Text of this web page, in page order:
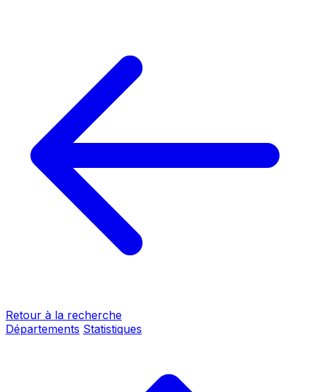
Retour à la recherche
Départements Statistiques